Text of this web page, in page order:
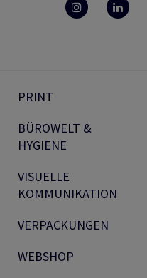
PRINT
BÜROWELT &
HYGIENE
VISUELLE
KOMMUNIKATION
VERPACKUNGEN
WEBSHOP